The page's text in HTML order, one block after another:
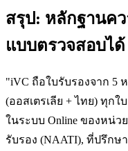
สรุป: หลักฐานค
แบบตรวจสอบได้
"iVC ถือใบรับรองจาก 5
(ออสเตรเลีย + ไทย) ทุก
ในระบบ Online ของหน่
รับรอง (NAATI), ที่ปรึกษ